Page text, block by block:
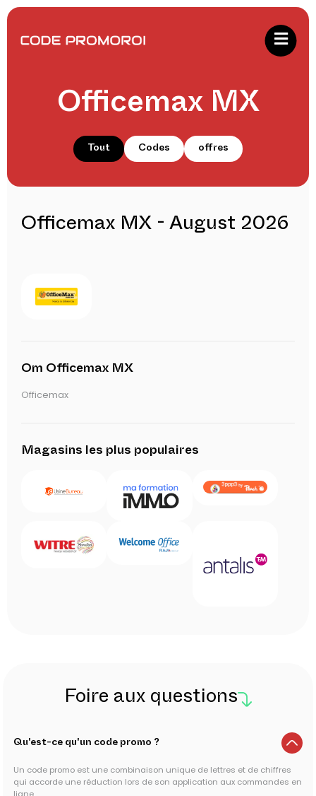
Officemax MX
Tout Codes offres
Officemax MX - August 2026
Om Officemax MX
Officemax
Magasins les plus populaires
Foire aux questions
Qu'est-ce qu'un code promo ?
Un code promo est une combinaison unique de lettres et de chiffres
qui accorde une réduction lors de son application aux commandes en